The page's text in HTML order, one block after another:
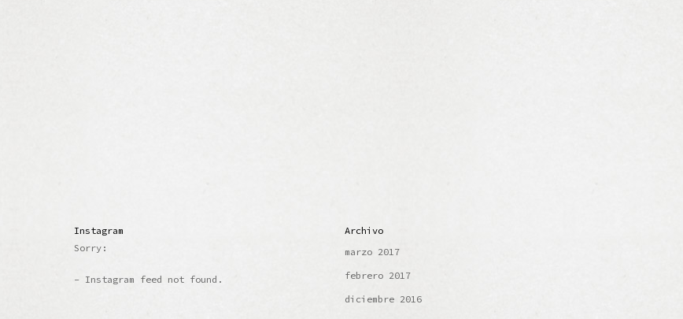
Instagram
Sorry:
- Instagram feed not found.
Archivo
marzo 2017
febrero 2017
diciembre 2016